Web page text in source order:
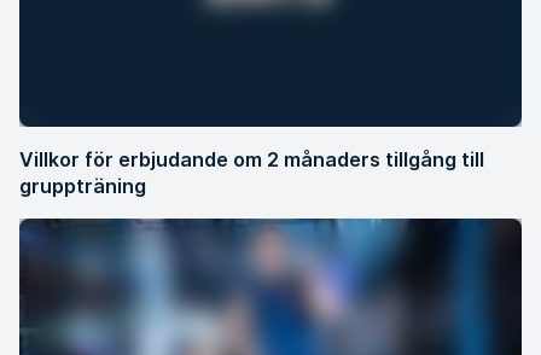
Villkor för erbjudande om 2 månaders tillgång till
gruppträning